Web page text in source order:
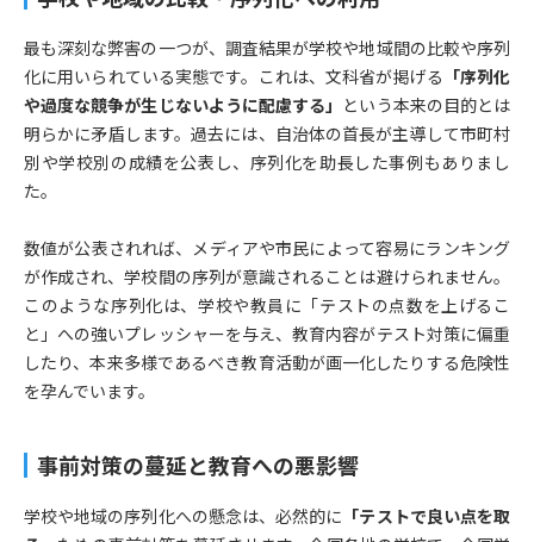
最も深刻な弊害の一つが、調査結果が学校や地域間の比較や序列
化に用いられている実態です。これは、文科省が掲げる 「序列化
や過度な競争が生じないように配慮する」 という本来の目的とは
明らかに矛盾します。過去には、自治体の首長が主導して市町村
別や学校別の成績を公表し、序列化を助長した事例もありまし
た。
数値が公表されれば、メディアや市民によって容易にランキング
が作成され、学校間の序列が意識されることは避けられません。
このような序列化は、学校や教員に「テストの点数を上げるこ
と」への強いプレッシャーを与え、教育内容がテスト対策に偏重
したり、本来多様であるべき教育活動が画一化したりする危険性
を孕んでいます。
事前対策の蔓延と教育への悪影響
学校や地域の序列化への懸念は、必然的に 「テストで良い点を取